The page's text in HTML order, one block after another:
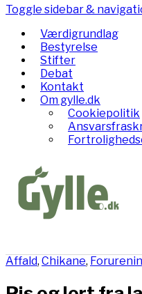
Toggle sidebar &
Værdigrundlag
Bestyrelse
Stifter
Debat
Kontakt
Om gylle.dk
Cookiepolitik
Affald, Chikane,